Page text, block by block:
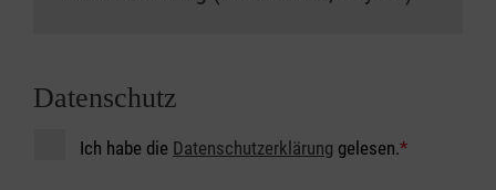
Datenschutz
Ich habe die Datenschutzerklärung gelesen.*